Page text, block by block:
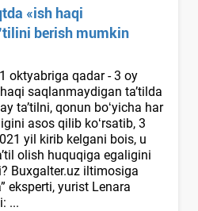
«ish haqi
berish mumkin
oktyabriga qadar - 3 oy
saqlanmaydigan ta’tilda
ta’tilni, qonun boʻyicha har
asos qilib koʻrsatib, 3
yil kirib kelgani bois, u
olish huquqiga egaligini
Buxgalter.uz iltimosiga
eksperti, yurist Lenara
...